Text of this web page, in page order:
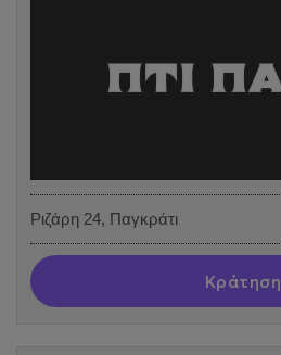
Ριζάρη 24, Παγκράτι
Κράτηση